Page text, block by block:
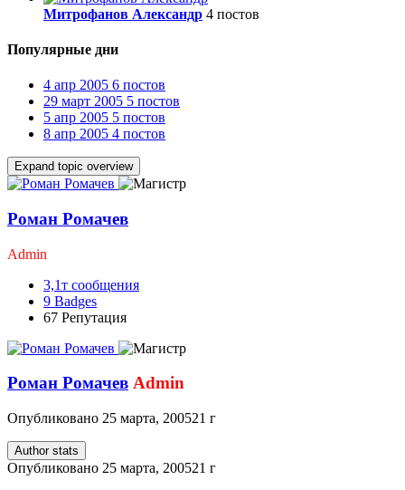
Митрофанов Александр 4 постов
Популярные дни
4 апр 2005 6 постов
29 март 2005 5 постов
5 апр 2005 5 постов
8 апр 2005 4 постов
Expand topic overview
Роман Ромачев
Admin
3,1т сообщения
9 Badges
67 Репутация
Роман Ромачев Admin
Опубликовано 25 марта, 200521 г
Author stats
Опубликовано 25 марта, 200521 г